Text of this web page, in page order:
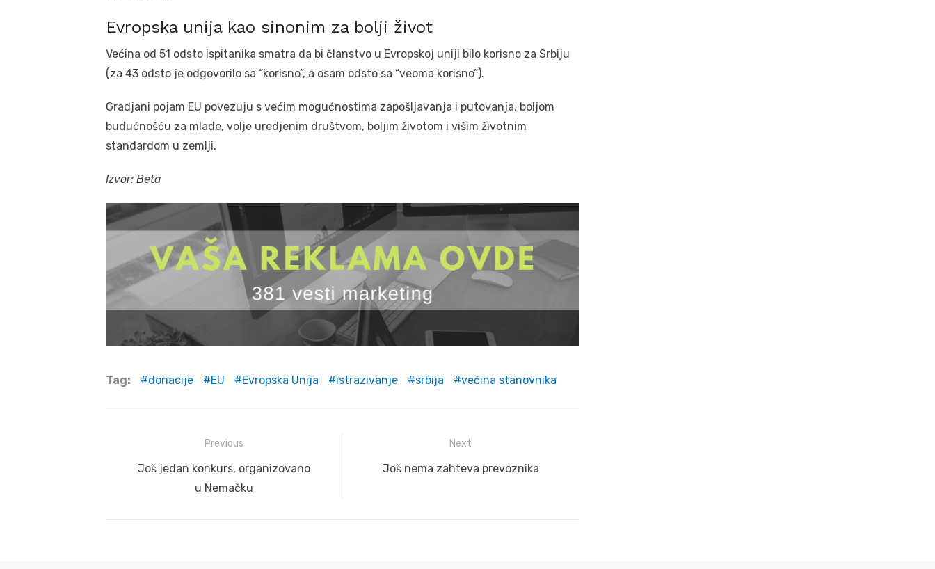
Evropska unija kao sinonim za bolji život
Većina od 51 odsto ispitanika smatra da bi članstvo u Evropskoj uniji bilo korisno za Srbiju
(za 43 odsto je odgovorilo sa “korisno”, a osam odsto sa “veoma korisno”).
Gradjani pojam EU povezuju s većim mogućnostima zapošljavanja i putovanja, boljom
budućnošću za mlade, volje uredjenim društvom, boljim životom i višim životnim
standardom u zemlji.
Izvor: Beta
Tag: donacije EU Evropska Unija istrazivanje srbija većina stanovnika
navigation
Previous
Previous
Još jedan konkurs, organizovano
u Nemačku
Next
Next
Još nema zahteva prevoznika